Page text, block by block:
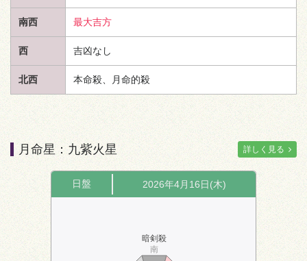
南西 最大吉方
西 吉凶なし
北西 本命殺、月命的殺
月命星：九紫火星 詳しく見る
日盤 2026年4月16日(木)
暗剣殺
南